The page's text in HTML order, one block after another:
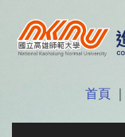
首頁